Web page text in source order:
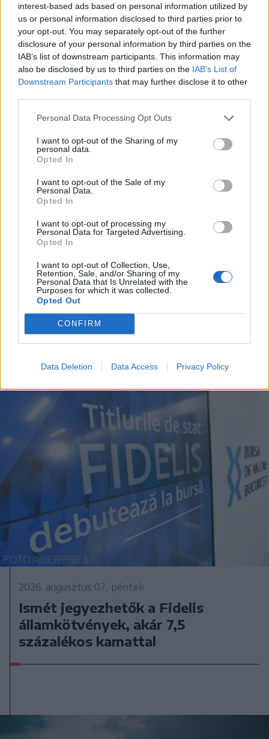
interest-based ads based on personal information utilized by
us or personal information disclosed to third parties prior to
your opt-out. You may separately opt-out of the further
disclosure of your personal information by third parties on the
IAB’s list of downstream participants. This information may
also be disclosed by us to third parties on the IAB’s List of
Downstream Participants that may further disclose it to other
Personal Data Processing Opt Outs
I want to opt-out of the Sharing of my
personal data.
Opted In
I want to opt-out of the Sale of my
Personal Data.
Opted In
I want to opt-out of processing my
Personal Data for Targeted Advertising.
Opted In
I want to opt-out of Collection, Use,
Retention, Sale, and/or Sharing of my
Personal Data that Is Unrelated with the
Purposes for which it was collected.
Opted Out
CONFIRM
Data Deletion Data Access Privacy Policy
2026. augusztus 07., péntek
Viharok hozhatnak felfrissülést a
székelyföldi megyékben
2026. augusztus 07., péntek
Hetek óta először csökkent az
üzemanyagok ára
2026. augusztus 07., péntek
Ismét jegyezhetők a Fidelis
államkötvények, akár 7,5
százalékos kamattal